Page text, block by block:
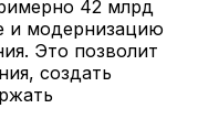
42 млрд
и модернизацию
Это позволит
создать